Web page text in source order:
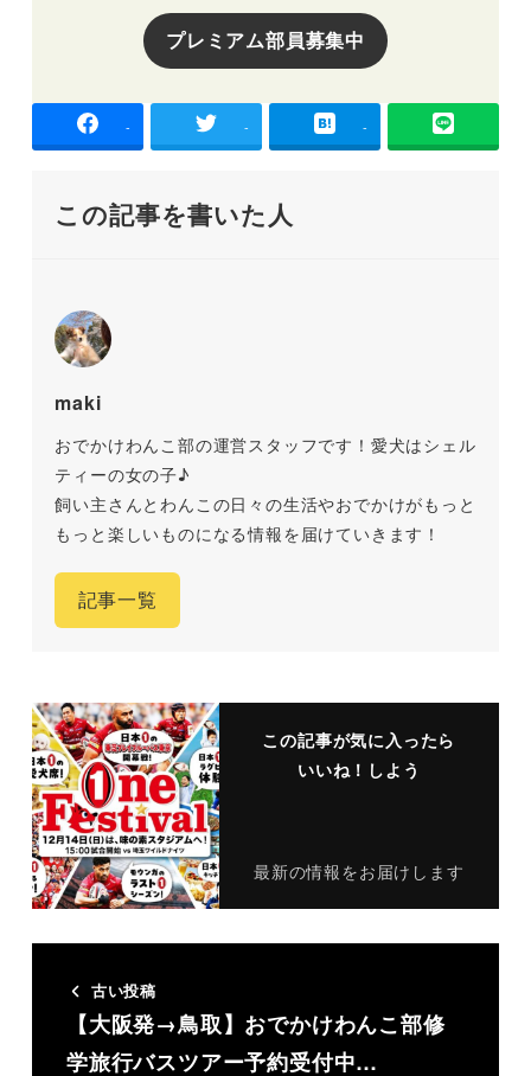
プレミアム部員募集中
- - -
この記事を書いた人
maki
おでかけわんこ部の運営スタッフです！愛犬はシェル
ティーの女の子♪
飼い主さんとわんこの日々の生活やおでかけがもっと
もっと楽しいものになる情報を届けていきます！
記事一覧
この記事が気に入ったら
いいね！しよう
最新の情報をお届けします
古い投稿
【大阪発→鳥取】おでかけわんこ部修
学旅行バスツアー予約受付中…